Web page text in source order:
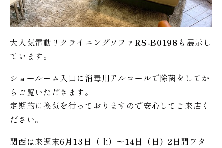
大人気電動リクライニングソファRS-B0198 も展示し
ています。
ショールーム入口に消毒用アルコールで除菌をしてか
らご覧いただきます。
定期的に換気を行っておりますので安心してご来店く
ださい。
関西は来週末6月13日（土）〜14日（日）2 日間ワタ